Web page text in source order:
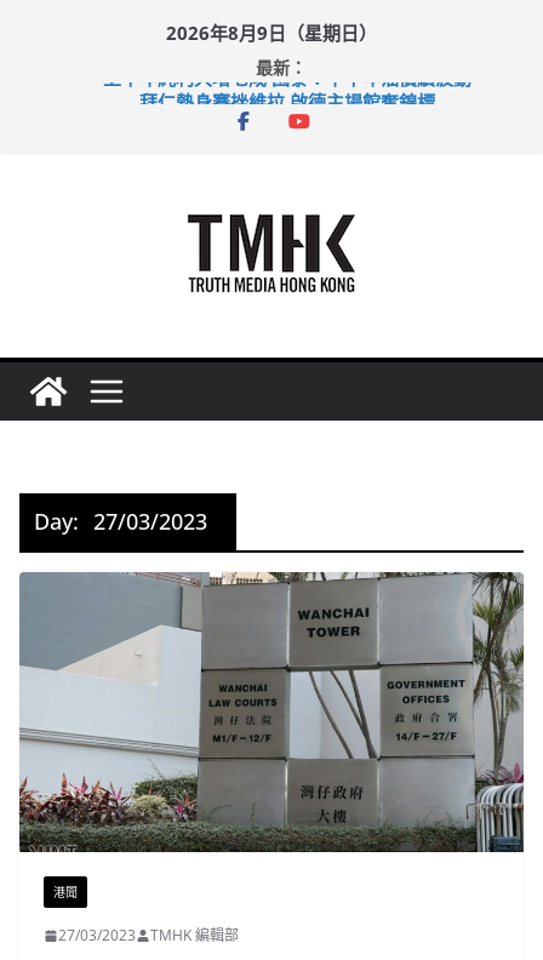
2026年8月9日（星期日）
最新：
上半年純利大增七成 國泰：下半年油價續波動
拜仁熱身賽挫維拉 啟德主場館奪錦標
性罪行修例獲九成支持 鄧炳強：爭取今屆任期內完成立法
Day: 27/03/2023
港聞
27/03/2023 TMHK 編輯部